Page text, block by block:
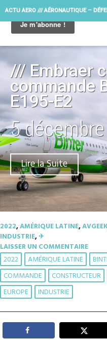
ACTU AERO /// AÉRONAUTIQUE –
/// Embraer
commande
E195-E2
5
Lire la Suite
2022,AMÉRIQUE LATINE,
INDUSTRIE,✈︎
LAISSER UN COMMENTAIRE
2022 AMÉRIQUE LATINE
COMMANDE
CONSTRUCTEUR
EUROPE
INDUSTRIE